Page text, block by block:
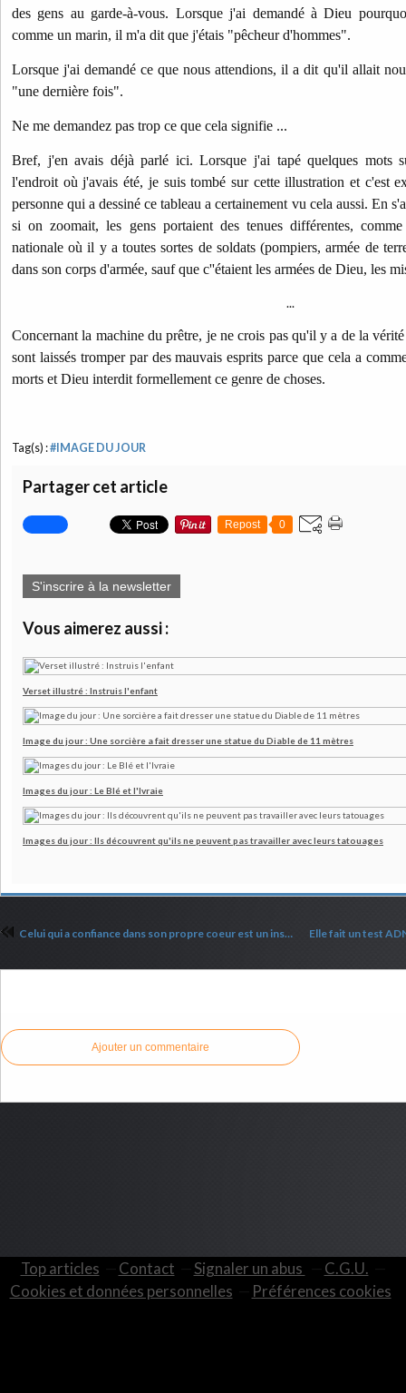
des gens au garde-à-vous. Lorsque j'ai demandé à Dieu
comme un marin, il m'a dit que j'étais "pêcheur d'hommes".
Lorsque j'ai demandé ce que nous attendions, il a dit qu'il allait
"une dernière fois".
Ne me demandez pas trop ce que cela signifie ...
Bref, j'en avais déjà parlé ici. Lorsque j'ai tapé quelques mots
l'endroit où j'avais été, je suis tombé sur cette illustration et c'est
personne qui a dessiné ce tableau a certainement vu cela aussi. En
si on zoomait, les gens portaient des tenues différentes,
nationale où il y a toutes sortes de soldats (pompiers, armée de
dans son corps d'armée, sauf que c''étaient les armées de Dieu, les
...
Concernant la machine du prêtre, je ne crois pas qu'il y a de la
sont laissés tromper par des mauvais esprits parce que cela a
morts et Dieu interdit formellement ce genre de choses.
Tag(s) :#IMAGE DU JOUR
Partager cet article
Repost 0
S'inscrire à la newsletter
Vous aimerez aussi :
Verset illustré : Instruis l'enfant
Image du jour : Une sorcière a fait dresser une statue du Diable de 11 mètres
Images du jour : Le Blé et l'Ivraie
Images du jour : Ils découvrent qu'ils ne peuvent pas travailler avec leurs tatouages
Celui qui a confiance dans son propre coeur est un insensé
Ajouter un commentaire
Top articles Contact Signaler un abus
C.G.U.
Cookies et données personnelles
Préférences cookies